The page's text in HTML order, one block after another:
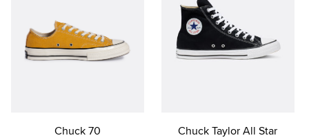
Chuck 70 Chuck Taylor All Star